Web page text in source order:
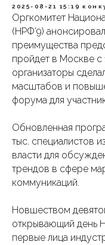
2025-08-21 15:19
Оргкомитет
(НРФ’9)
преимущества
пройдет в Москве с
организаторы
масштабов и
форума для
Обновленная
тыс. специалистов
власти для
трендов в сфере
коммуникаций.
Новшеством
открывающий день
первые лица